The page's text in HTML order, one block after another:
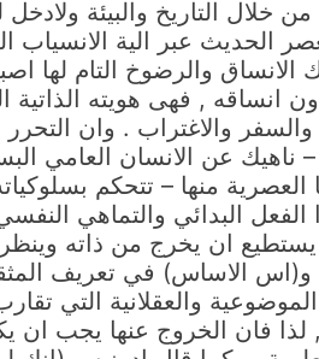
خلال التاريخ والبيئة
الحديث عبر الية الانسياب
الانساق والرضوخ التام لها
انساقه , فهى هويته الذاتية
والاغتراب . وان
ناهيك عن الانسان العامي
منها – تتحكم
الفعل البدائي والتماهي
ان يخرج من ذاته
و(اس الاساس) في تعريف
والعقلانية التي
لذا فان الخروج عنها يجب